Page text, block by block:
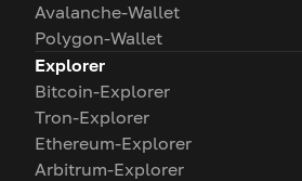
Avalanche-Wallet
Polygon-Wallet
Explorer
Bitcoin-Explorer
Tron-Explorer
Ethereum-Explorer
Arbitrum-Explorer